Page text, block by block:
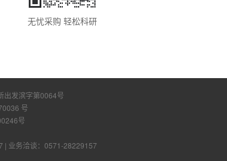
无忧采购 轻松科研
出发滨字第0064号
号
号
| 业务洽谈：0571-28229157